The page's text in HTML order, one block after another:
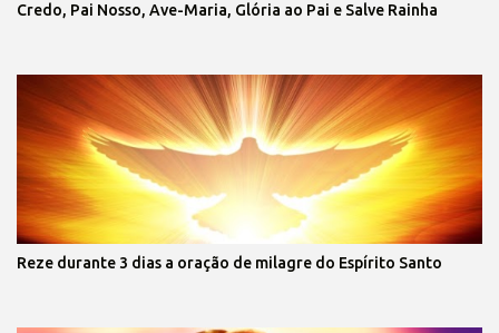
Credo, Pai Nosso, Ave-Maria, Glória ao Pai e Salve Rainha
Reze durante 3 dias a oração de milagre do Espírito Santo